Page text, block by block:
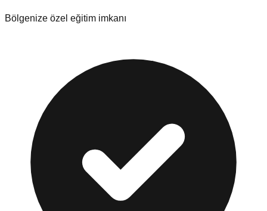
Bölgenize özel eğitim imkanı